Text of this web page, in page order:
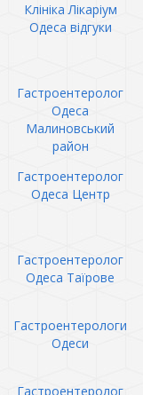
Клініка Лікаріум
Одеса відгуки
Гастроентеролог
Одеса
Малиновський
район
Гастроентеролог
Одеса Центр
Гастроентеролог
Одеса Таїрове
Гастроентерологи
Одеси
Гастроентеролог